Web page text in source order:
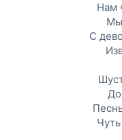
Нам
С